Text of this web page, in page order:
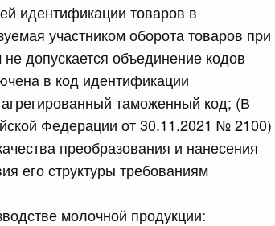
идентификации товаров в
участником оборота товаров при
допускается объединение кодов
в код идентификации
таможенный код; (В
Федерации от 30.11.2021 № 2100)
преобразования и нанесения
его структуры требованиям
молочной продукции:
г. № 898
июня 2021 г.
№ 899